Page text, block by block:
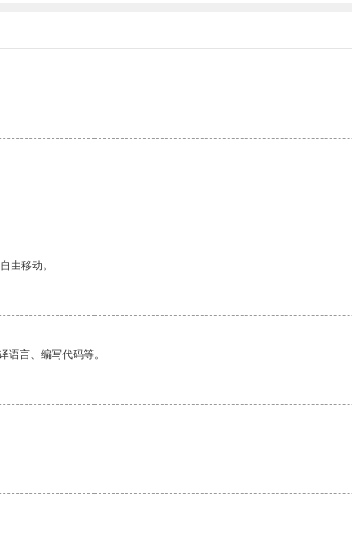
由移动。
言、编写代码等。